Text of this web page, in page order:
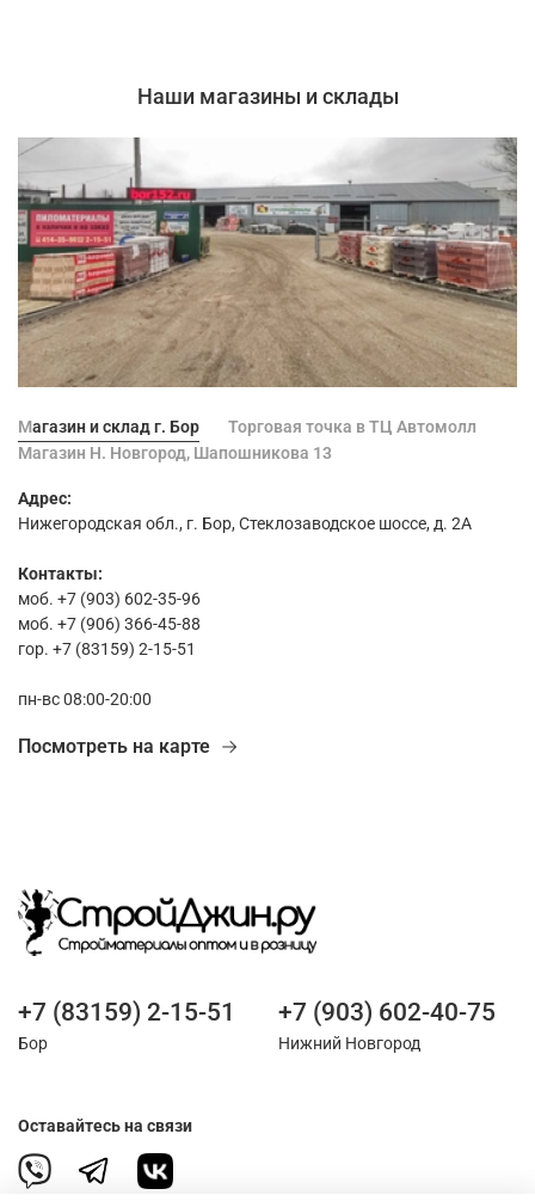
Наши магазины и склады
Магазин и склад г. Бор
Торговая точка в ТЦ Автомолл
Магазин Н. Новгород, Шапошникова 13
Адрес:
Нижегородская обл., г. Бор, Стеклозаводское шоссе, д. 2А
Контакты:
моб. +7 (903) 602-35-96
моб. +7 (906) 366-45-88
гор. +7 (83159) 2-15-51
пн-вс 08:00-20:00
Посмотреть на карте
+7 (83159) 2-15-51
Бор
+7 (903) 602-40-75
Нижний Новгород
Оставайтесь на связи